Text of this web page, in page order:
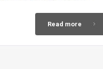
Read more